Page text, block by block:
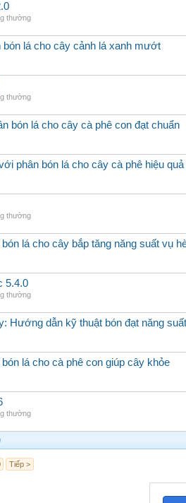
thường
bón lá cho cây cảnh lá xanh mướt
thường
bón lá cho cây cà phê con đạt chuẩn
phân bón lá cho cây cà phê hiệu quả
thường
lá cho cây bắp tăng năng suất vụ
5.4.0
thường
Hướng dẫn kỹ thuật bón đạt năng suất
lá cho cà phê con giúp cây khỏe
thường
Tiếp >